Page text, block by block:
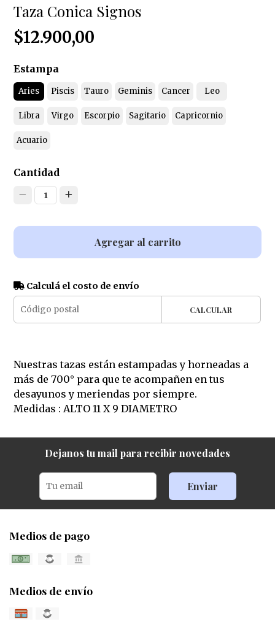
Taza Conica Signos
$12.900,00
Estampa
Aries Piscis Tauro Geminis Cancer Leo
Libra Virgo Escorpio Sagitario Capricornio
Acuario
Cantidad
1
Agregar al carrito
Calculá el costo de envío
CALCULAR
Nuestras tazas están estampadas y horneadas a
más de 700° para que te acompañen en tus
desayunos y meriendas por siempre.
Medidas : ALTO 11 X 9 DIAMETRO
Dejanos tu mail para recibir novedades
Enviar
Medios de pago
Medios de envío